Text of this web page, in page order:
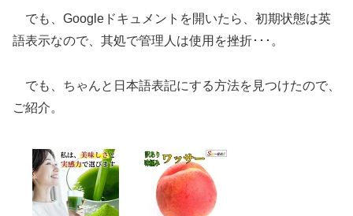
でも、Googleドキュメントを開いたら、初期状態は英
語表示なので、其処で管理人は使用を挫折･･･。
でも、ちゃんと日本語表記にする方法を見つけたので、
ご紹介。